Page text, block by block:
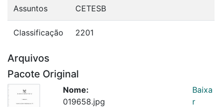
Assuntos CETESB
Classificação 2201
Arquivos
Pacote Original
Nome:
019658.jpg
Baixa
r